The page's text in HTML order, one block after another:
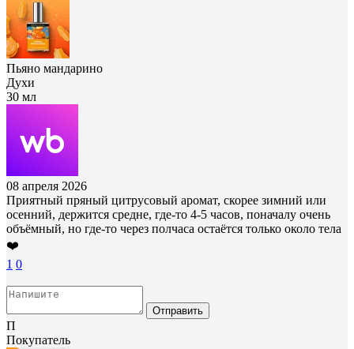
Пьяно мандарино
Духи
30 мл
08 апреля 2026
Приятный пряный цитрусовый аромат, скорее зимний или
осенний, держится средне, где-то 4-5 часов, поначалу очень
объёмный, но где-то через полчаса остаётся только около тела
❤️
1 0
Отправить
П
Покупатель